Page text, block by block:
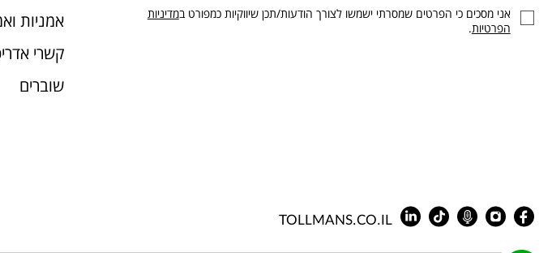
אני מסכים כי הפרטים שמסרתי ישמשו לצורך הודעות/תכן שיווקיות כמפורט במדיניות
הפרטיות.
TOLLMANS.CO.IL
אמניות
קשרי
שוברים